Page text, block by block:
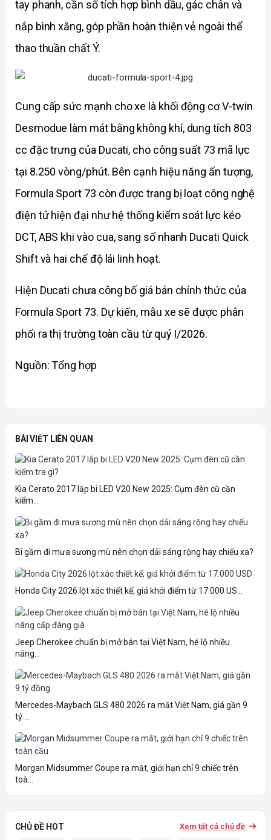
tay phanh, cần số tích hợp bình dầu, gác chân và
nắp bình xăng, góp phần hoàn thiện vẻ ngoài thể
thao thuần chất Ý.
Cung cấp sức mạnh cho xe là khối động cơ V-twin
Desmodue làm mát bằng không khí, dung tích 803
cc đặc trưng của Ducati, cho công suất 73 mã lực
tại 8.250 vòng/phút. Bên cạnh hiệu năng ấn tượng,
Formula Sport 73 còn được trang bị loạt công nghệ
điện tử hiện đại như hệ thống kiểm soát lực kéo
DCT, ABS khi vào cua, sang số nhanh Ducati Quick
Shift và hai chế độ lái linh hoạt.
Hiện Ducati chưa công bố giá bán chính thức của
Formula Sport 73. Dự kiến, mẫu xe sẽ được phân
phối ra thị trường toàn cầu từ quý I/2026.
Nguồn: Tổng hợp
BÀI VIẾT LIÊN QUAN
Kia Cerato 2017 lắp bi LED V20 New 2025: Cụm đèn cũ cần
kiểm...
Bi gầm đi mưa sương mù nên chọn dải sáng rộng hay chiếu xa?
Honda City 2026 lột xác thiết kế, giá khởi điểm từ 17.000 US...
Jeep Cherokee chuẩn bị mở bán tại Việt Nam, hé lộ nhiều
nâng...
Mercedes-Maybach GLS 480 2026 ra mắt Việt Nam, giá gần 9
tỷ ...
Morgan Midsummer Coupe ra mắt, giới hạn chỉ 9 chiếc trên
toà...
CHỦ ĐỀ HOT Xem tất cả chủ đề